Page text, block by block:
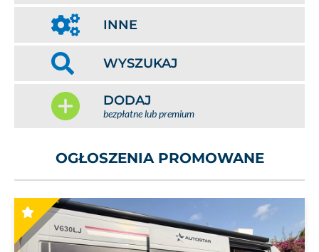
INNE
WYSZUKAJ
DODAJ
bezpłatne lub premium
OGŁOSZENIA PROMOWANE